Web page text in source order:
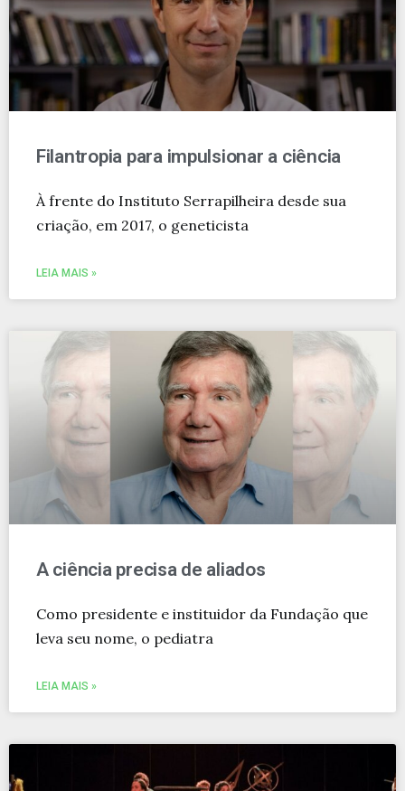
Filantropia para impulsionar a ciência
À frente do Instituto Serrapilheira desde sua
criação, em 2017, o geneticista
LEIA MAIS »
A ciência precisa de aliados
Como presidente e instituidor da Fundação que
leva seu nome, o pediatra
LEIA MAIS »